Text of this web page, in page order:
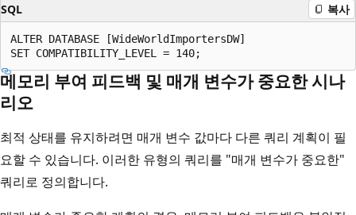
SQL 복사
ALTER DATABASE [WideWorldImportersDW]
메모리 부여 피드백 및 매개 변수가 중요한 시나
리오
최적 상태를 유지하려면 매개 변수 값마다 다른 쿼리 계획이 필
요할 수 있습니다. 이러한 유형의 쿼리를 "매개 변수가 중요한"
쿼리로 정의합니다.